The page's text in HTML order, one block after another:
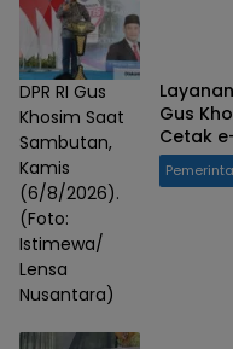
DPR RI Gus
Khosim Saat
Sambutan,
Kamis
(6/8/2026).
(Foto:
Istimewa/
Lensa
Nusantara)
Gus
Cetak